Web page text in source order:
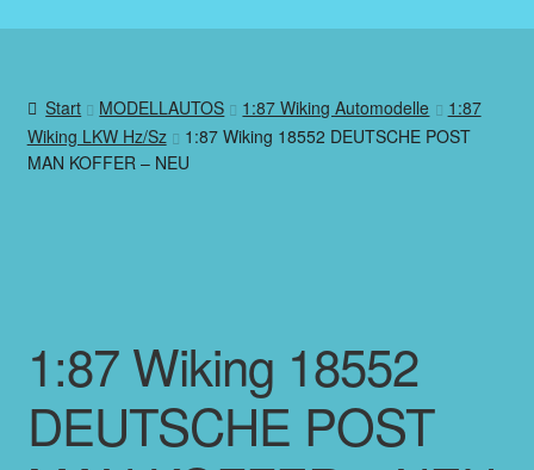
Start MODELLAUTOS 1:87 Wiking Automodelle
1:87
Wiking LKW Hz/Sz
1:87 Wiking 18552 DEUTSCHE POST
MAN KOFFER – NEU
1:87 Wiking 18552
DEUTSCHE POST